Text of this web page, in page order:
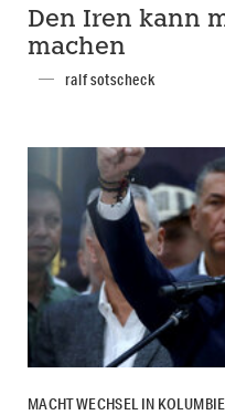
Den Iren kann
machen
ralf sotscheck
MACHTWECHSEL IN